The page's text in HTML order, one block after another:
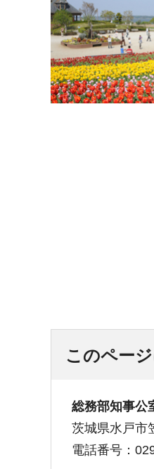
このペー
総務部知事公
茨城県水戸市
電話番号：